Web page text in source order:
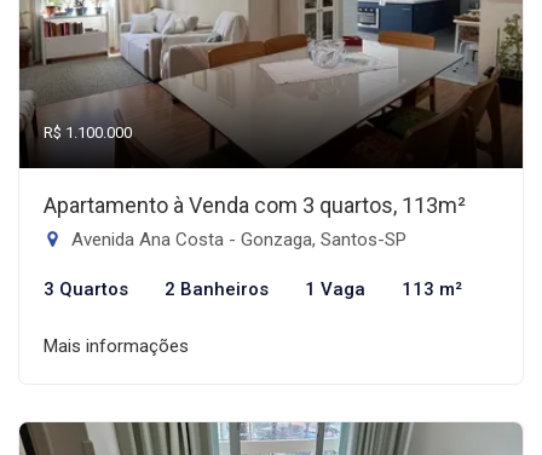
R$ 1.100.000
Apartamento à Venda com 3 quartos, 113m²
Avenida Ana Costa - Gonzaga, Santos-SP
3 Quartos 2 Banheiros 1 Vaga 113 m²
Mais informações